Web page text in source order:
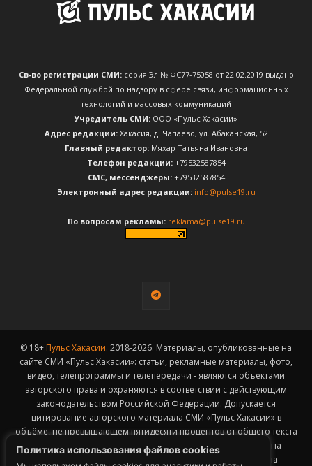
Политика использования файлов cookies
Св-во регистрации СМИ:серия Эл № ФС77-75058 от 22.02.2019 выдано
Федеральной службой по надзору в сфере связи, информационных
технологий и массовых коммуникаций
Учредитель СМИ: ООО «Пульс Хакасии»
Адрес редакции:Хакасия, д. Чапаево, ул. Абаканская, 52
Главный редактор: Мяхар Татьяна Ивановна
Телефон редакции:+79532587854
CМС, мессенджеры:+79532587854
Электронный адрес редакции: info@pulse19.ru
По вопросам рекламы: reklama@pulse19.ru
© 18+ Пульс Хакасии. 2018-2026. Материалы, опубликованные на
сайте СМИ «Пульс Хакасии»: статьи, рекламные материалы, фото,
видео, телепрограммы и телепередачи - являются объектами
авторского права и охраняются в соответствии с действующим
законодательством Российской Федерации. Допускается
цитирование авторского материала СМИ «Пульс Хакасии» в
объёме, не превышающем пятидесяти процентов от общего текста
публикации с обязательным размещением гиперссылки на
страницу заимствования материала. Гиперссылка должна